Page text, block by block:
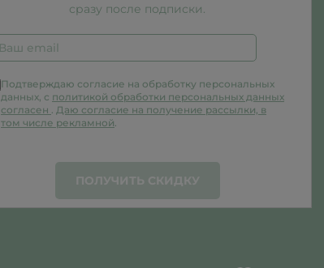
сразу после подписки.
Подтверждаю согласие на обработку персональных
данных, с политикой обработки персональных данных
согласен . Даю согласие на получение рассылки, в
том числе рекламной.
ПОЛУЧИТЬ СКИДКУ